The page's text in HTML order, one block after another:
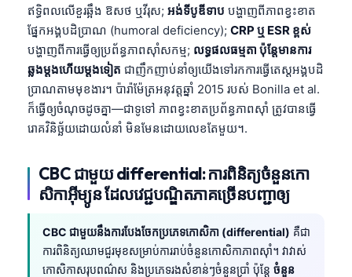
ឥទ្ធិពលលើខួរឆ្អឹង ឱសថ ឬវីរុស; អង់ទីបូឌីទាប បង្ហាញពីភាពខ្វះខាត
ផ្នែកអង្គបដិប្រាណ (humoral deficiency); CRP ឬ ESR ខ្ពស់
បង្ហាញពីការធ្វើឲ្យប្រព័ន្ធភាពស៊ាំសកម្ម; លទ្ធផលធម្មតា ប៉ុន្តែមានការ
ឆ្លងម្តងហើយម្តងទៀត ជាញឹកញាប់នាំឲ្យយើងទៅរកការធ្វើតេស្តអង្គបដិ
ប្រាណតាមមុខងារ។ ប៉ារ៉ាម៉ែត្រអនុវត្តឆ្នាំ 2015 របស់ Bonilla et al.
ក៏ធ្វើឲ្យចំណុចដូចគ្នា—ជាទូទៅ ភាពខ្វះខាតប្រព័ន្ធភាពស៊ាំ ត្រូវបានធ្វើ
រោគវិនិច្ឆ័យដោយលំនាំ មិនមែនដោយលេខតែមួយ។.
CBC ជាមួយ differential: ការពិនិត្យចំនួនកោ
សិកាអ៊ីម្យូន ដែលវេជ្ជបណ្ឌិតភាគច្រើនបញ្ជាឲ្យ
CBC ជាមួយនឹងការបែងចែកប្រភេទកោសិកា (differential) គឺជា
ការពិនិត្យឈាមជួរមុខសម្រាប់ការរាប់ចំនួនកោសិកាភាពស៊ាំ។ វាវាស់
កោសិកាសរុបពណ៌ស និងប្រភេទរងសំខាន់ៗចំនួនប្រាំ ប៉ុន្តែ ចំនួន